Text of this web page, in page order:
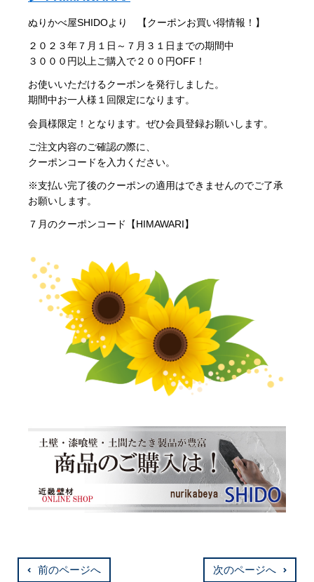
ぬりかべ屋SHIDOより 【クーポンお買い得情報！】
２０２３年７月１日～７月３１日までの期間中
３０００円以上ご購入で２００円OFF！
お使いいただけるクーポンを発行しました。
期間中お一人様１回限定になります。
会員様限定！ となります。ぜひ会員登録お願いします。
ご注文内容のご確認の際に、
クーポンコードを入力ください。
※支払い完了後のクーポンの適用はできませんのでご了承
お願いします。
７月のクーポンコード【HIMAWARI】
前のページへ 次のページへ